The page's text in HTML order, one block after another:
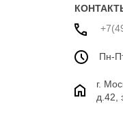
Пн-
г.
д.42,